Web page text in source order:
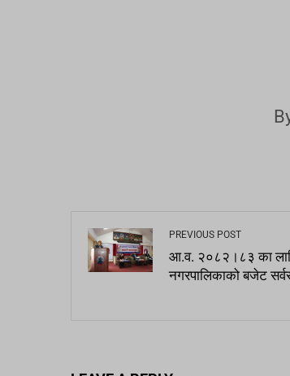
PREVIOUS POST
आ.व. २०८२।८३ का
नगरपालिकाको बजेट